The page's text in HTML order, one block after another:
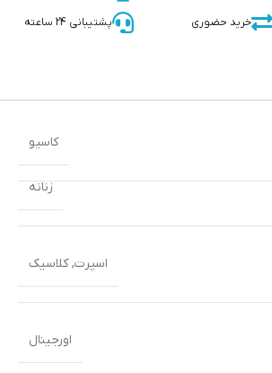
خرید حضوری پشتیبانی 24 ساعته
زنانه
اسپرت,کلاسیک
اورجینال
کاسیو